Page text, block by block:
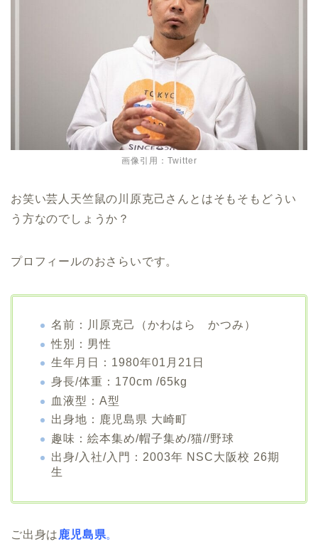
画像引用：Twitter
お笑い芸人天竺鼠の川原克己さんとはそもそもどうい
う方なのでしょうか？
プロフィールのおさらいです。
名前：川原克己（かわはら かつみ）
性別：男性
生年月日：1980年01月21日
身長/体重：170cm /65kg
血液型：A型
出身地：鹿児島県 大崎町
趣味：絵本集め/帽子集め/猫//野球
出身/入社/入門：2003年 NSC大阪校 26期
生
ご出身は 鹿児島県。